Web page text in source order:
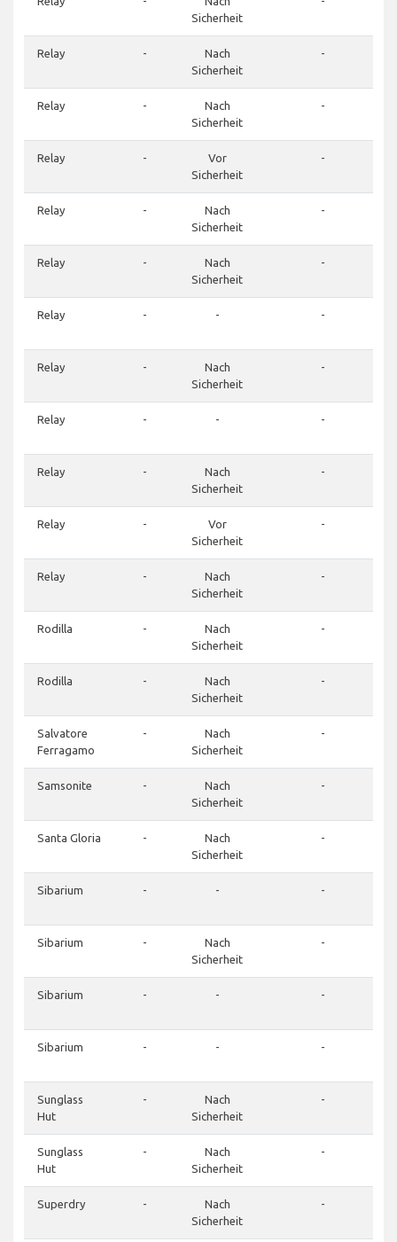
Sicherheit
Relay -
Nach
Sicherheit
-
Relay -
Nach
Sicherheit
-
Relay -
Vor
Sicherheit
-
Relay -
Nach
Sicherheit
-
Relay -
Nach
Sicherheit
-
Relay - - -
Relay -
Nach
Sicherheit
-
Relay - - -
Relay -
Nach
Sicherheit
-
Relay -
Vor
Sicherheit
-
Relay -
Nach
Sicherheit
-
Rodilla -
Nach
Sicherheit
-
Rodilla -
Nach
Sicherheit
-
Salvatore
Ferragamo
-
Nach
Sicherheit
-
Samsonite -
Nach
Sicherheit
-
Santa Gloria -
Nach
Sicherheit
-
Sibarium - - -
Sibarium -
Nach
Sicherheit
-
Sibarium - - -
Sibarium - - -
Sunglass
Hut
-
Nach
Sicherheit
-
Sunglass
Hut
-
Nach
Sicherheit
-
Superdry -
Nach
Sicherheit
-